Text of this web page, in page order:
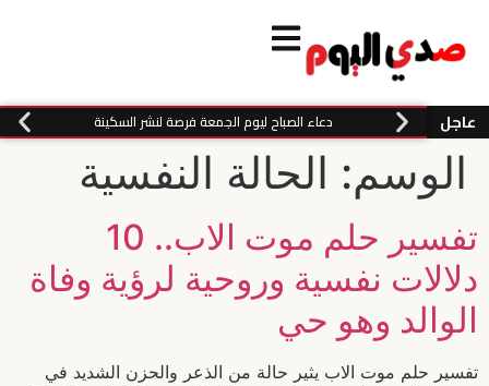
عاجل دعاء الصباح ليوم الجمعة فرصة لنشر السكينة
الوسم: الحالة النفسية
تفسير حلم موت الاب.. 10
دلالات نفسية وروحية لرؤية وفاة
الوالد وهو حي
تفسير حلم موت الاب يثير حالة من الذعر والحزن الشديد في